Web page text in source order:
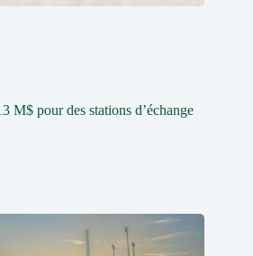
pour des stations d’échange